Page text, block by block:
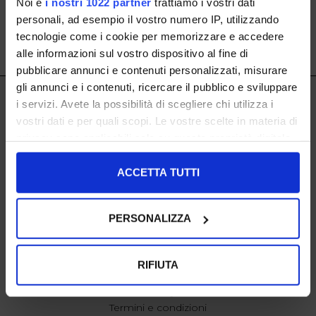
personali, ad esempio il vostro numero IP, utilizzando
tecnologie come i cookie per memorizzare e accedere
alle informazioni sul vostro dispositivo al fine di
pubblicare annunci e contenuti personalizzati, misurare
gli annunci e i contenuti, ricercare il pubblico e sviluppare
i servizi. Avete la possibilità di scegliere chi utilizza i
vostri dati e per quali scopi. Le vostre scelte in materia di
in cui avete effettuato le vostre scelte. È possibile
modificare o revocare il proprio consenso in qualsiasi
momento dalla Dichiarazione sui cookie o facendo clic
Con il tuo consenso, vorremmo anche:
raccogliere informazioni sulla tua posizione
Identificare il tuo dispositivo, scansionandolo
ACCETTA TUTTI
PERSONALIZZA
RIFIUTA
SHOW ITEMS1 of total
IL LACCIO
IL LACCIO
Negozi
SHOPPING
Resi
Spedizione
EXTRA
Termini e condizioni
ISCRIVITI ALLA NOSTRA NEWSLETTER